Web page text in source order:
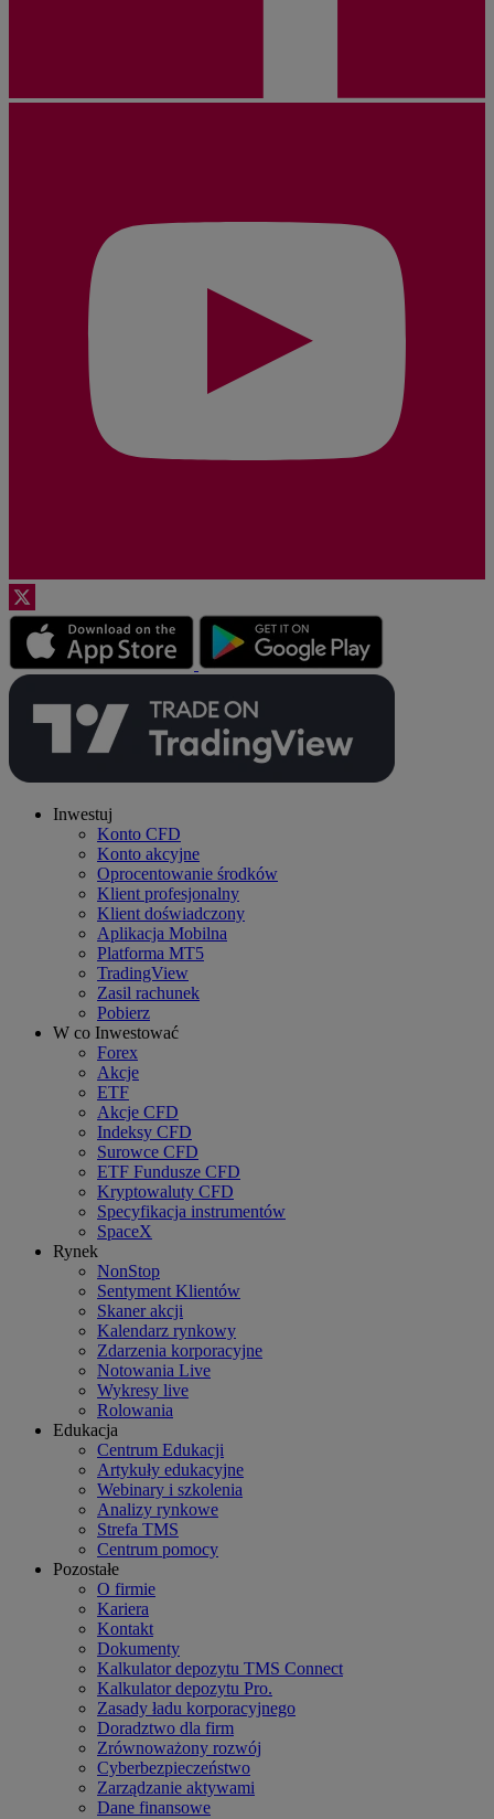
Inwestuj
Konto CFD
Konto akcyjne
Oprocentowanie środków
Klient profesjonalny
Klient doświadczony
Aplikacja Mobilna
Platforma MT5
TradingView
Zasil rachunek
Pobierz
W co Inwestować
Forex
Akcje
ETF
Akcje CFD
Indeksy CFD
Surowce CFD
ETF Fundusze CFD
Kryptowaluty CFD
Specyfikacja instrumentów
SpaceX
Rynek
NonStop
Sentyment Klientów
Skaner akcji
Kalendarz rynkowy
Zdarzenia korporacyjne
Notowania Live
Wykresy live
Rolowania
Edukacja
Centrum Edukacji
Artykuły edukacyjne
Webinary i szkolenia
Analizy rynkowe
Strefa TMS
Centrum pomocy
Pozostałe
O firmie
Kariera
Kontakt
Dokumenty
Kalkulator depozytu TMS Connect
Kalkulator depozytu Pro.
Zasady ładu korporacyjnego
Doradztwo dla firm
Zrównoważony rozwój
Cyberbezpieczeństwo
Zarządzanie aktywami
Dane finansowe